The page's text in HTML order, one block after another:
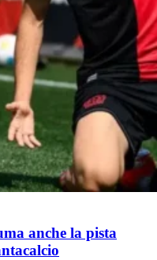
anche la pista